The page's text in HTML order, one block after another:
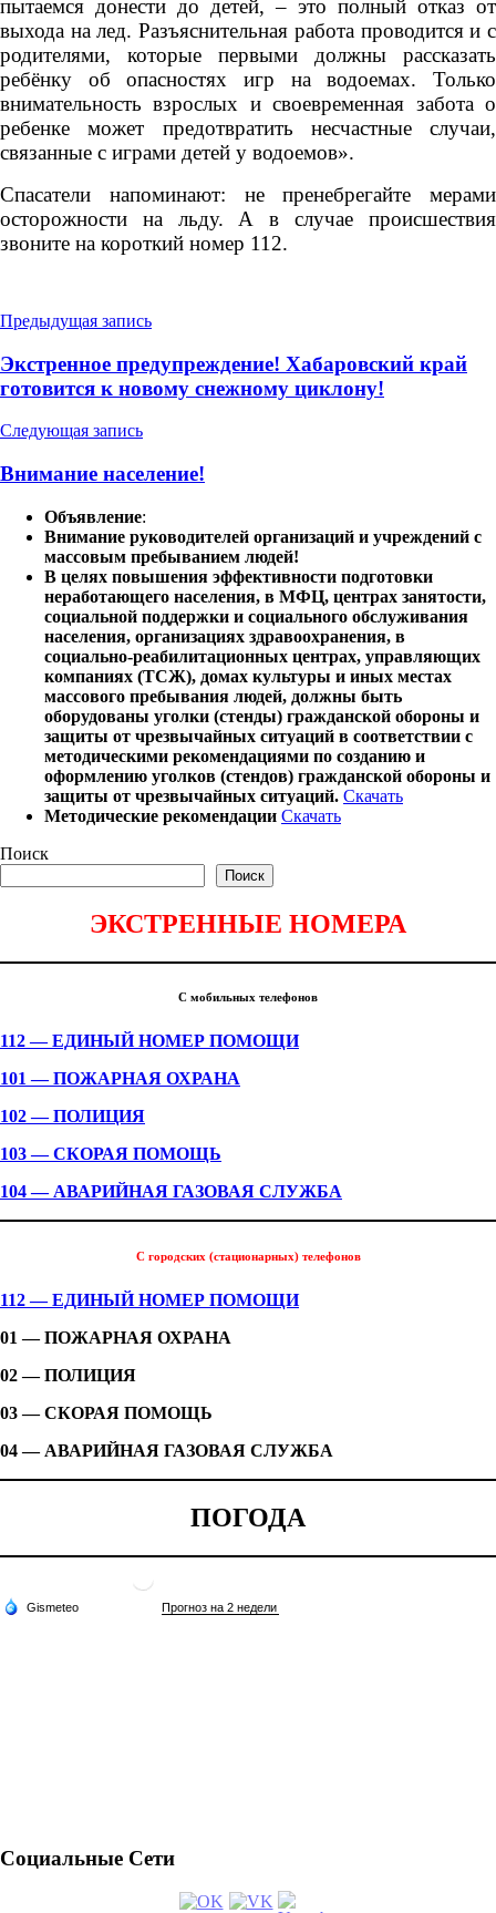
пытаемся донести до детей, – это полный отказ от
выхода на лед. Разъяснительная работа проводится и с
родителями, которые первыми должны рассказать
ребёнку об опасностях игр на водоемах. Только
внимательность взрослых и своевременная забота о
ребенке может предотвратить несчастные случаи,
связанные с играми детей у водоемов».
Спасатели напоминают: не пренебрегайте мерами
осторожности на льду. А в случае происшествия
звоните на короткий номер 112.
Навигация
по
записям
Предыдущая запись
Экстренное предупреждение! Хабаровский край
готовится к новому снежному циклону!
Следующая запись
Внимание население!
Объявление:
Внимание руководителей организаций и учреждений с
массовым пребыванием людей!
В целях повышения эффективности подготовки
неработающего населения, в МФЦ, центрах занятости,
социальной поддержки и социального обслуживания
населения, организациях здравоохранения, в
социально-реабилитационных центрах, управляющих
компаниях (ТСЖ), домах культуры и иных местах
массового пребывания людей, должны быть
оборудованы уголки (стенды) гражданской обороны и
защиты от чрезвычайных ситуаций в соответствии с
методическими рекомендациями по созданию и
оформлению уголков (стендов) гражданской обороны и
защиты от чрезвычайных ситуаций. Скачать
Методические рекомендации Скачать
Поиск
Поиск
ЭКСТРЕННЫЕ НОМЕРА
С мобильных телефонов
112 — ЕДИНЫЙ НОМЕР ПОМОЩИ
101 — ПОЖАРНАЯ ОХРАНА
102 — ПОЛИЦИЯ
103 — СКОРАЯ ПОМОЩЬ
104 — АВАРИЙНАЯ ГАЗОВАЯ СЛУЖБА
С городских (стационарных) телефонов
112 — ЕДИНЫЙ НОМЕР ПОМОЩИ
01 — ПОЖАРНАЯ ОХРАНА
02 — ПОЛИЦИЯ
03 — СКОРАЯ ПОМОЩЬ
04 — АВАРИЙНАЯ ГАЗОВАЯ СЛУЖБА
ПОГОДА
Социальные Сети